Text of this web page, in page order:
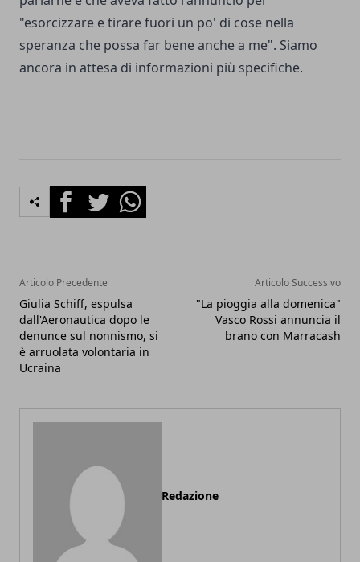
"esorcizzare e tirare fuori un po' di cose nella
speranza che possa far bene anche a me". Siamo
ancora in attesa di informazioni più specifiche.
FacebookTwitterWhatsapp
Articolo Precedente
Giulia Schiff, espulsa
dall'Aeronautica dopo le
denunce sul nonnismo, si
è arruolata volontaria in
Ucraina
Articolo Successivo
"La pioggia alla domenica"
Vasco Rossi annuncia il
brano con Marracash
Redazione